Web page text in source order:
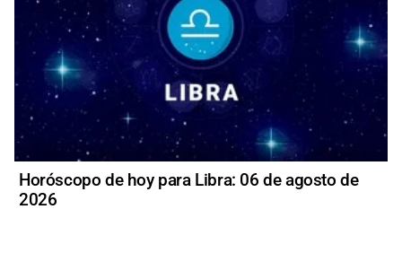
Horóscopo de hoy para Libra: 06 de agosto de
2026